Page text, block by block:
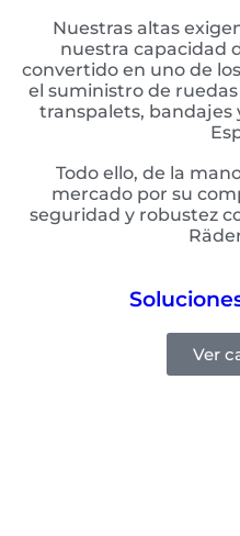
Nuestras altas
nuestra capacidad
convertido en uno de
el suministro de
transpalets, bandajes
Todo ello, de la
mercado por su
seguridad y robustez
Ver